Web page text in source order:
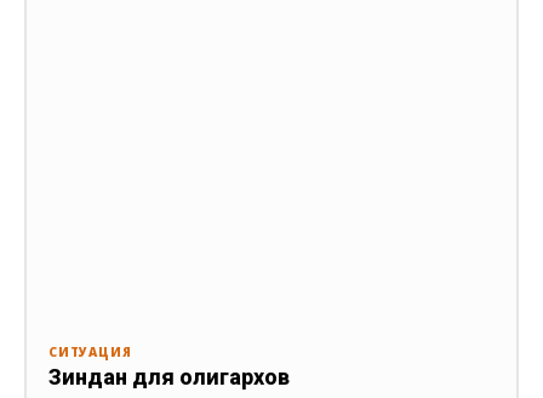
СИТУАЦИЯ
Зиндан для олигархов